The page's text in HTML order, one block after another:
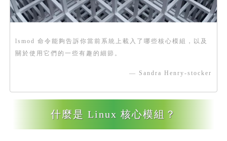
lsmod 命令能夠告訴你當前系統上載入了哪些核心模組，以及
關於使用它們的一些有趣的細節。
— Sandra Henry-stocker
什麼是 Linux 核心模組？